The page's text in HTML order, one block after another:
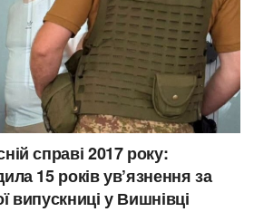
справі 2017 року:
15 років ув’язнення за
випускниці у Вишнівці